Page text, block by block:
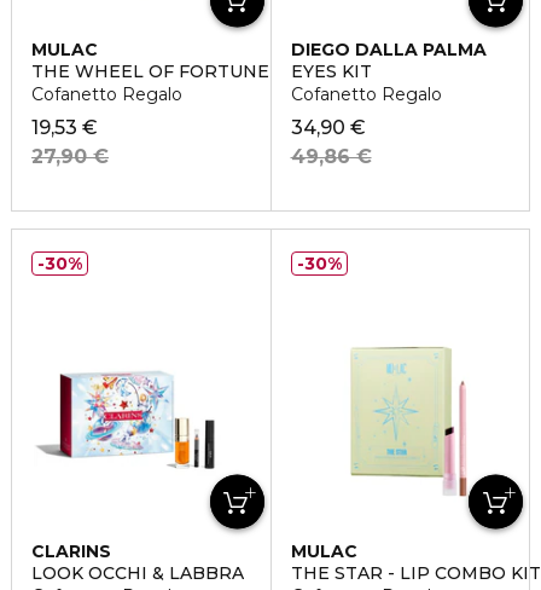
MULAC
THE WHEEL OF FORTUNE - LIP COMBO KIT
Cofanetto Regalo
19,53 €
27,90 €
DIEGO DALLA PALMA
EYES KIT
Cofanetto Regalo
34,90 €
49,86 €
CLARINS
LOOK OCCHI & LABBRA
30%
MULAC
THE STAR - LIP COMBO KIT
30%